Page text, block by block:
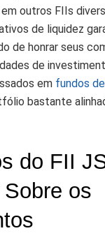
outros FIIs
de liquidez
de honrar seus
de
em fundos
bastante
do FII
os